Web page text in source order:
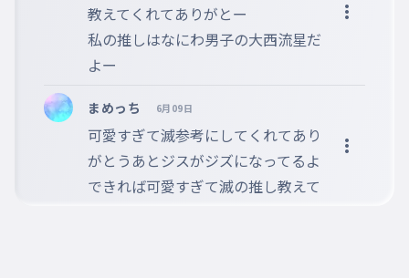
教えてくれてありがとー
私の推しはなにわ男子の大西流星だ
よー
まめっち 6月09日
可愛すぎて滅参考にしてくれてあり
がとうあとジスがジズになってるよ